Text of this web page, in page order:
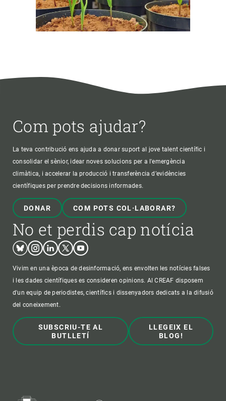
Com pots ajudar?
La teva contribució ens ajuda a donar suport al jove talent científic i
consolidar el sènior, idear noves solucions per a l'emergència
climàtica, i accelerar la producció i transferència d’evidències
científiques per prendre decisions informades.
DONAR COM POTS COL·LABORAR?
No et perdis cap notícia
BlueskyInstagram
LinkedinTwitterYoutube
Vivim en una època de desinformació, ens envolten les notícies falses
i les dades científiques es consideren opinions. Al CREAF disposem
d'un equip de periodistes, científics i dissenyadors dedicats a la difusió
del coneixement.
SUBSCRIU-TE AL
BUTLLETÍ
LLEGEIX EL
BLOG!